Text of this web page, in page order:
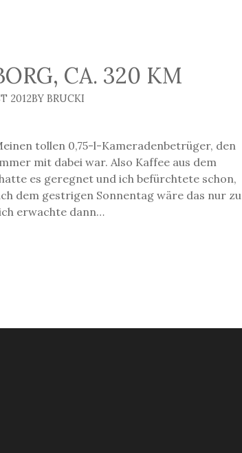
CA. 320 KM
2012BY BRUCKI
tollen 0,75-l-Kameradenbetrüger, den
mit dabei war. Also Kaffee aus dem
es geregnet und ich befürchtete schon,
dem gestrigen Sonnentag wäre das nur zu
erwachte dann…